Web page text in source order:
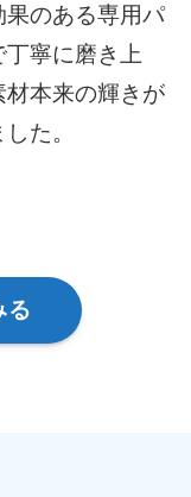
果のある専用パ
丁寧に磨き上
材本来の輝きが
た。
る